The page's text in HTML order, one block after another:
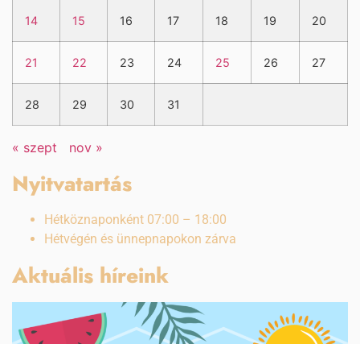
14 15 16 17 18 19 20
21 22 23 24 25 26 27
28 29 30 31
« szept nov »
Nyitvatartás
Hétköznaponként 07:00 – 18:00
Hétvégén és ünnepnapokon zárva
Aktuális híreink